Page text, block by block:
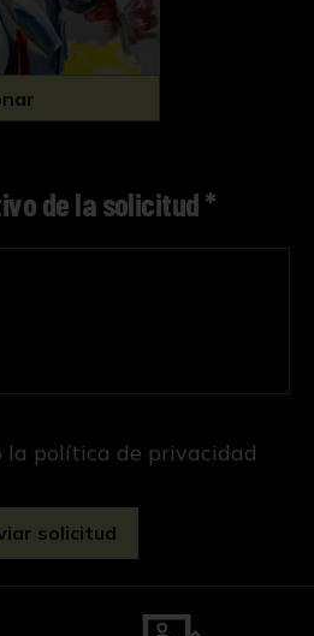
de la solicitud *
la política de privacidad